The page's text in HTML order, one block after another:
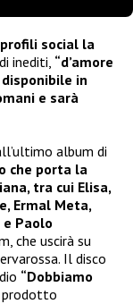
social la
inediti, “d’amore
disponibile in
e sarà
album di
che porta la
tra cui Elisa,
Ermal Meta,
Paolo
che uscirà su
Il disco
“Dobbiamo
prodotto